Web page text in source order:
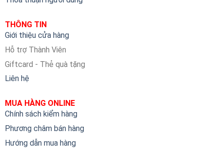
THÔNG TIN
Giới thiệu cửa hàng
Hỗ trợ Thành Viên
Giftcard - Thẻ quà tặng
Liên hệ
MUA HÀNG ONLINE
Chính sách kiểm hàng
Phương châm bán hàng
Hướng dẫn mua hàng